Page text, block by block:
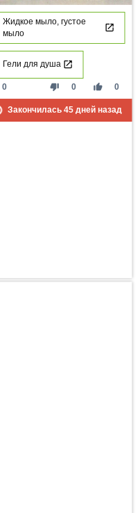
Жидкое мыло, густое
мыло
Гели для душа
thumb_down 0 thumb_up 0
0
Закончилась 45дней назад